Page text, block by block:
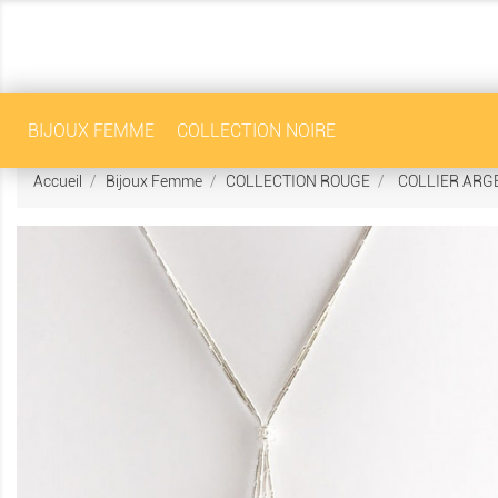
BIJOUX FEMME COLLECTION NOIRE
Accueil Bijoux Femme COLLECTION ROUGE COLLIER